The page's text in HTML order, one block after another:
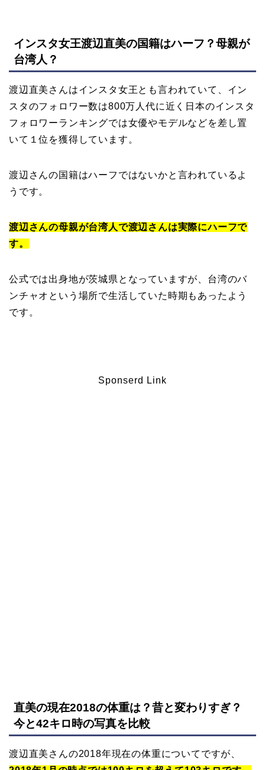
インスタ女王渡辺直美の国籍はハーフ？母親が
台湾人？
渡辺直美さんはインスタ女王とも言われていて、イン
スタのフォロワー数は800万人代に近く日本のインスタ
フォロワーランキングでは女優やモデルなどを差し置
いて１位を獲得しています。
渡辺さんの国籍はハーフではないかと言われているよ
うです。
渡辺さんの母親が台湾人で渡辺さんは実際にハーフで
す。
公式では出身地が茨城県となっていますが、台湾のバ
ンチャオという場所で生活していた時期もあったよう
です。
Sponserd Link
直美の現在2018の体重は？昔と変わりすぎ？
今と42キロ時の写真を比較
渡辺直美さんの2018年現在の体重についてですが、